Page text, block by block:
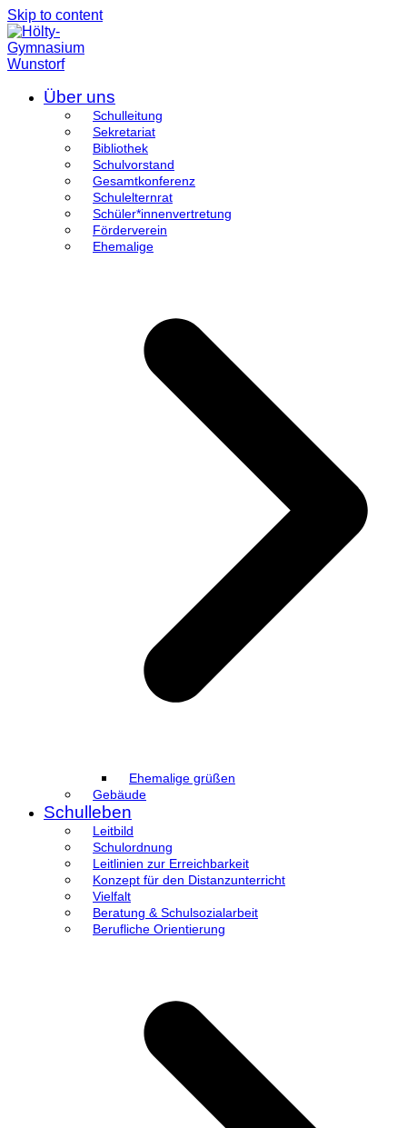
Skip to content
Über uns
Schulleitung
Sekretariat
Bibliothek
Schulvorstand
Gesamtkonferenz
Schulelternrat
Schüler*innenvertretung
Förderverein
Ehemalige
Ehemalige grüßen
Gebäude
Schulleben
Leitbild
Schulordnung
Leitlinien zur Erreichbarkeit
Konzept für den Distanzunterricht
Vielfalt
Beratung & Schulsozialarbeit
Berufliche Orientierung